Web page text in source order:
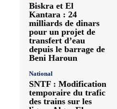
Biskra et El
Kantara : 24
milliards de dinars
pour un projet de
transfert d’eau
depuis le barrage de
Beni Haroun
National
SNTF : Modification
temporaire du trafic
des trains sur les